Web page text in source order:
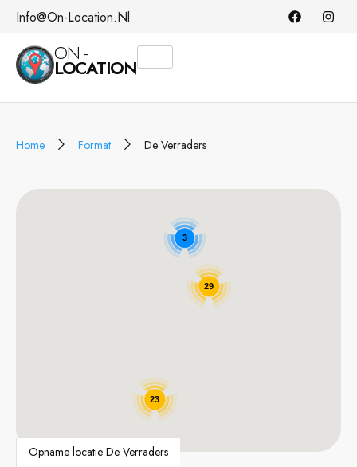
Info@on-Location.nl
ON -
LOCATION
Home Format De Verraders
23
3
29
Opname locatie De Verraders